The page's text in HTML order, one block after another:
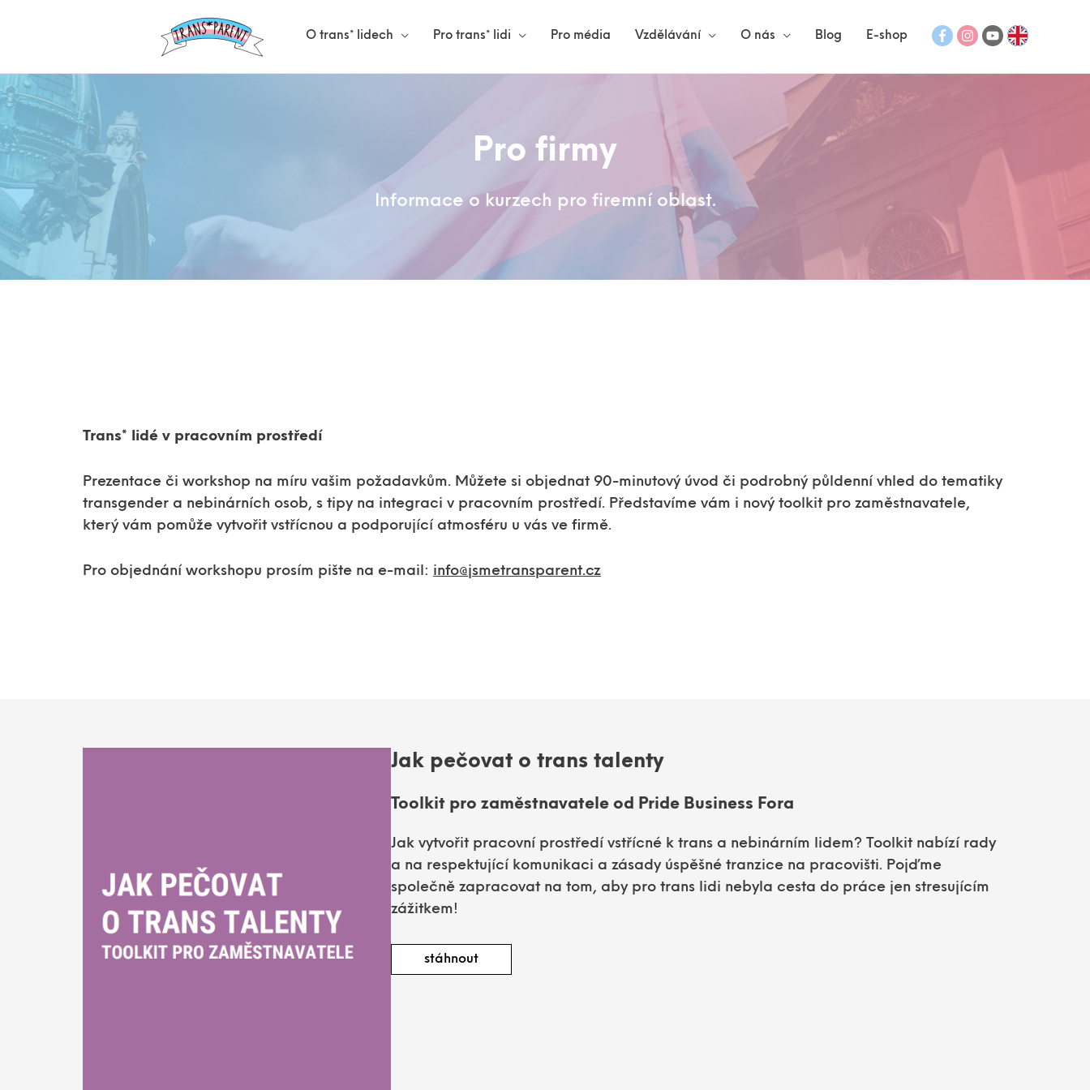
O trans* lidech Pro trans* lidi Pro média Vzdělávání O nás Blog E-shop
Pro firmy
Informace o kurzech pro firemní oblast.
Trans* lidé v pracovním prostředí
Prezentace či workshop na míru vašim požadavkům. Můžete si objednat 90-minutový úvod či podrobný půldenní vhled do tematiky
transgender a nebinárních osob, s tipy na integraci v pracovním prostředí. Představíme vám i nový toolkit pro zaměstnavatele,
který vám pomůže vytvořit vstřícnou a podporující atmosféru u vás ve firmě.
Pro objednání workshopu prosím pište na e-mail: info@jsmetransparent.cz
Jak pečovat o trans talenty
Toolkit pro zaměstnavatele od Pride Business Fora
Jak vytvořit pracovní prostředí vstřícné k trans a nebinárním lidem? Toolkit nabízí rady
a na respektující komunikaci a zásady úspěšné tranzice na pracovišti. Pojďme
společně zapracovat na tom, aby pro trans lidi nebyla cesta do práce jen stresujícím
zážitkem!
stáhnout